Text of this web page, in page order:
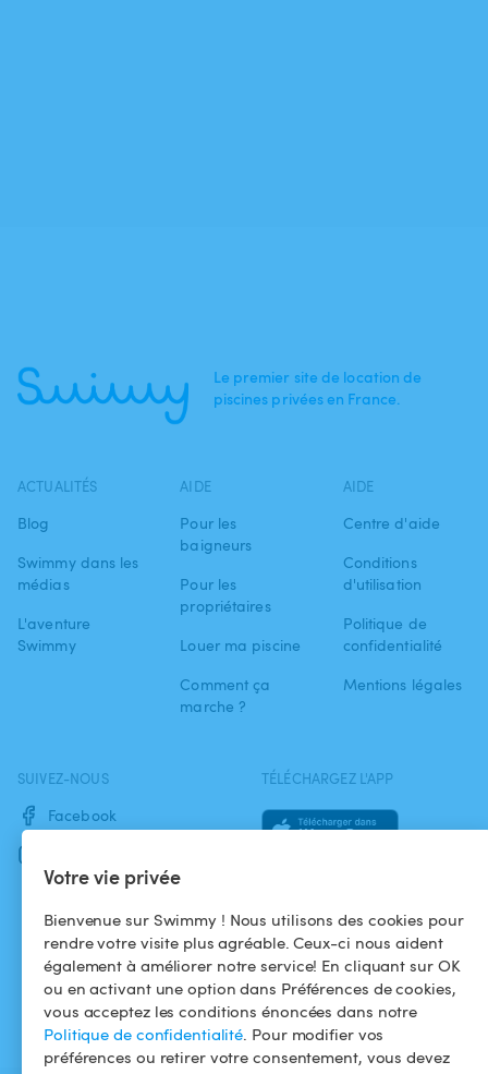
Votre vie privée
Bienvenue sur Swimmy ! Nous utilisons des cookies pour
rendre votre visite plus agréable. Ceux-ci nous aident
également à améliorer notre service! En cliquant sur OK
ou en activant une option dans Préférences de cookies,
vous acceptez les conditions énoncées dans notre
Politique de confidentialité. Pour modifier vos
préférences ou retirer votre consentement, vous devez
Le premier site de location de
piscines privées en France.
ACTUALITÉS
Blog
Swimmy dans les
médias
L'aventure
Swimmy
AIDE
Pour les
baigneurs
Pour les
propriétaires
Louer ma piscine
Comment ça
marche ?
AIDE
Centre d'aide
Conditions
d'utilisation
Politique de
confidentialité
Mentions légales
SUIVEZ-NOUS
Facebook
TÉLÉCHARGEZ L'APP